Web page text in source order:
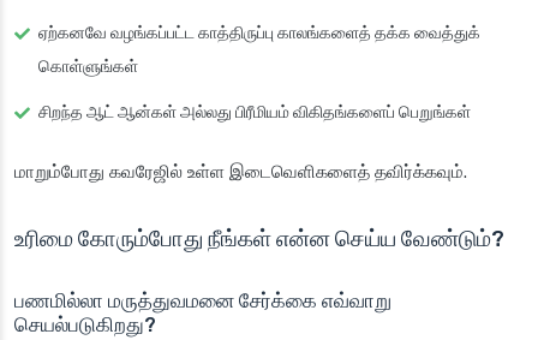
ஏற்கனவே வழங்கப்பட்ட காத்திருப்பு காலங்களைத் தக்க வைத்துக்
கொள்ளுங்கள்
சிறந்த ஆட் ஆன்கள் அல்லது பிரீமியம் விகிதங்களைப் பெறுங்கள்
மாறும்போது கவரேஜில் உள்ள இடைவெளிகளைத் தவிர்க்கவும்.
உரிமை கோரும்போது நீங்கள் என்ன செய்ய வேண்டும்?
பணமில்லா மருத்துவமனை சேர்க்கை எவ்வாறு
செயல்படுகிறது?